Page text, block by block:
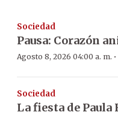
Sociedad
Pausa: Corazón
Agosto 8, 2026 04:00 a. m. ·
Sociedad
La fiesta de Paula